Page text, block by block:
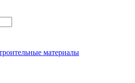
материалы